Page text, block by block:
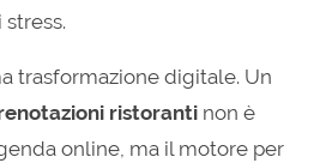
trasformazione digitale. Un
ristoranti non è
online, ma il motore per